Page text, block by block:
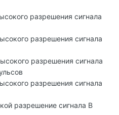
разрешения сигнала
разрешения сигнала
разрешения сигнала
разрешения сигнала
разрешение сигнала B